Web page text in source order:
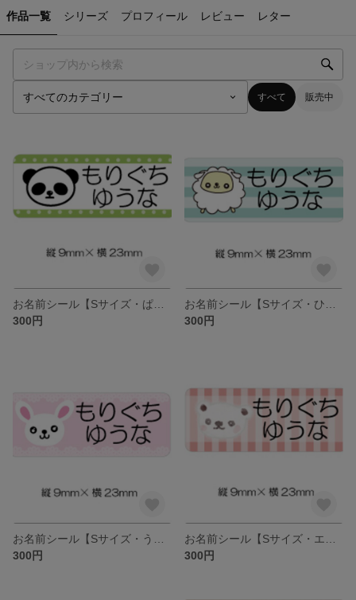
作品一覧 シリーズ プロフィール レビュー レター
すべて 販売中
300円
300円
300円
300円